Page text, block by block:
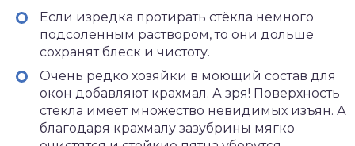
Если изредка протирать стёкла немного
подсоленным раствором, то они дольше
сохранят блеск и чистоту.
Очень редко хозяйки в моющий состав для
окон добавляют крахмал. А зря! Поверхность
стекла имеет множество невидимых изъян. А
благодаря крахмалу зазубрины мягко